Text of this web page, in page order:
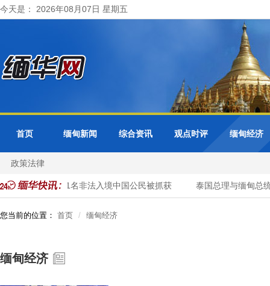
今天是： 2026年08月07日 星期五
首页 缅甸新闻 综合资讯 观点时评 缅甸经济
政策法律
展清网行动 41名非法入境中国公民被抓获 泰国总理与缅甸总
您当前的位置： 首页 缅甸经济
缅甸经济